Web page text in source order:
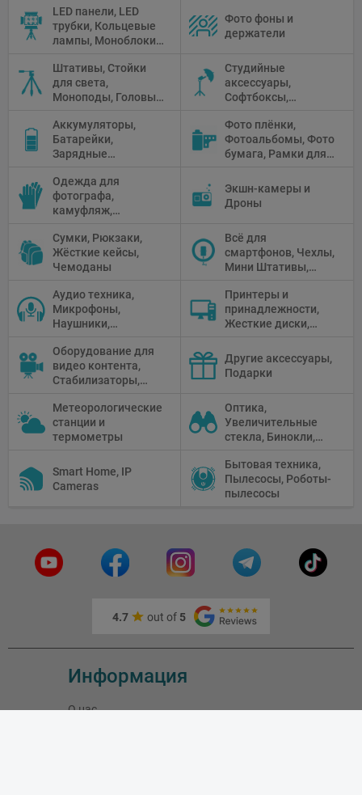
LED панели, LED
трубки, Кольцевые
лампы, Моноблоки,
Флуоресцентное и
галогенное
освещение
Фото фоны и
держатели
Штативы, Стойки
для света,
Моноподы, Головы
Студийные
аксессуары,
Софтбоксы,
Рефлекторы,
Отражатели,
Предметные
Аккумуляторы,
Батарейки,
Зарядные
питания, Солнечные
панели
Фото плёнки,
Фотоальбомы, Фото
бумага, Рамки для
камеры
Одежда для
фотографа,
камуфляж,
Экшн-камеры и
Дроны
Сумки, Рюкзаки,
Жёсткие кейсы,
Чемоданы
Всё для
смартфонов, Чехлы,
Мини Штативы,
Аудио техника,
Микрофоны,
Наушники,
микшеры, Кабели и
адаптеры
Принтеры и
принадлежности,
Жесткие диски,
Проекторы,
Графические
Планшеты, Бумага
Оборудование для
видео контента,
Стабилизаторы,
Мониторы,
Профессиональное
видео
Другие аксессуары,
Подарки
Метеорологические
станции и
термометры
Оптика,
Увеличительные
стекла, Бинокли,
Телескопы,
Прицелы,
Микроскопы,
Smart Home, IP
Cameras
Бытовая техника,
Пылесосы, Роботы-
пылесосы
4.7 out of 5
Информация
О нас